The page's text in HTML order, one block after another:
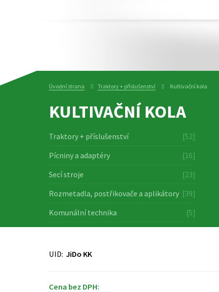
Úvodní strana Traktory + příslušenství Kultivační kola
KULTIVAČNÍ KOLA
Traktory + příslušenství
[52]
Pícniny a adaptéry
[16]
Secí stroje
[23]
Rozmetadla, postřikovače a aplikátory [39]
Komunální technika
[5]
UID: JiDo KK
Cena bez DPH: